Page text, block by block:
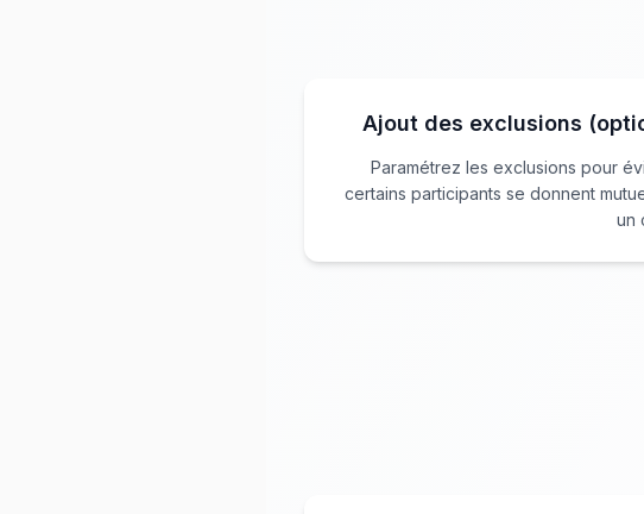
Ajout des exclusions
Paramétrez les exclusions pour
certains participants se donnent
un